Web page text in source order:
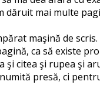
dăruit mai multe
maşină de
ca să existe
şi citea şi rupea şi
presă, ci